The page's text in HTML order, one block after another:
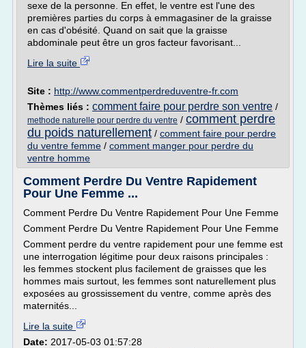
sexe de la personne. En effet, le ventre est l'une des
premières parties du corps à emmagasiner de la graisse
en cas d'obésité. Quand on sait que la graisse
abdominale peut être un gros facteur favorisant...
Lire la suite
Site : http://www.commentperdreduventre-fr.com
Thèmes liés : comment faire pour perdre son ventre /
methode naturelle pour perdre du ventre / comment perdre
du poids naturellement / comment faire pour perdre
du ventre femme / comment manger pour perdre du
ventre homme
Comment Perdre Du Ventre Rapidement
Pour Une Femme ...
Comment Perdre Du Ventre Rapidement Pour Une Femme
Comment Perdre Du Ventre Rapidement Pour Une Femme
Comment perdre du ventre rapidement pour une femme est
une interrogation légitime pour deux raisons principales :
les femmes stockent plus facilement de graisses que les
hommes mais surtout, les femmes sont naturellement plus
exposées au grossissement du ventre, comme après des
maternités...
Lire la suite
Date: 2017-05-03 01:57:28